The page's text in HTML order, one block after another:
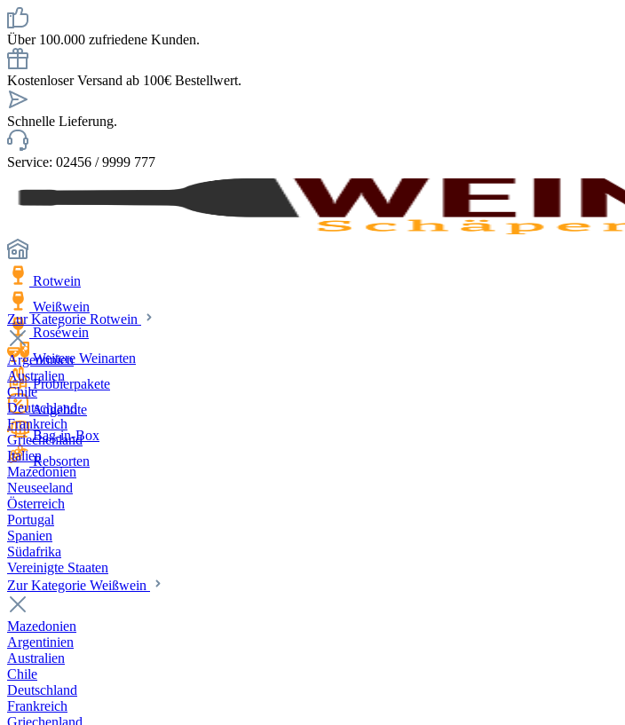
Über 100.000 zufriedene Kunden.
Kostenloser Versand ab 100€ Bestellwert.
Schnelle Lieferung.
Service: 02456 / 9999 777
Rotwein
Weißwein
Roséwein
Weitere Weinarten
Probierpakete
Angebote
Bag-in-Box
Rebsorten
Zur Kategorie Rotwein
Argentinien
Australien
Chile
Deutschland
Frankreich
Griechenland
Italien
Mazedonien
Neuseeland
Österreich
Portugal
Spanien
Südafrika
Vereinigte Staaten
Zur Kategorie Weißwein
Mazedonien
Argentinien
Australien
Chile
Deutschland
Frankreich
Griechenland